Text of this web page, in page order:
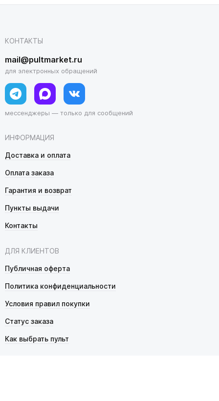
ИНФОРМАЦИЯ
Доставка и оплата
Оплата заказа
Гарантия и возврат
Пункты выдачи
Контакты
ДЛЯ КЛИЕНТОВ
Публичная оферта
Политика конфиденциальности
Условия правил покупки
Статус заказа
Как выбрать пульт
КОНТАКТЫ
mail@pultmarket.ru
для электронных обращений
мессенджеры — только для сообщений